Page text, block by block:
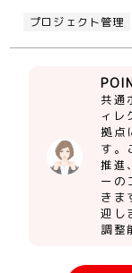
プロジェクト管理
共通
ィレ
拠点
す。
推進
ーの
きま
迎し
調整